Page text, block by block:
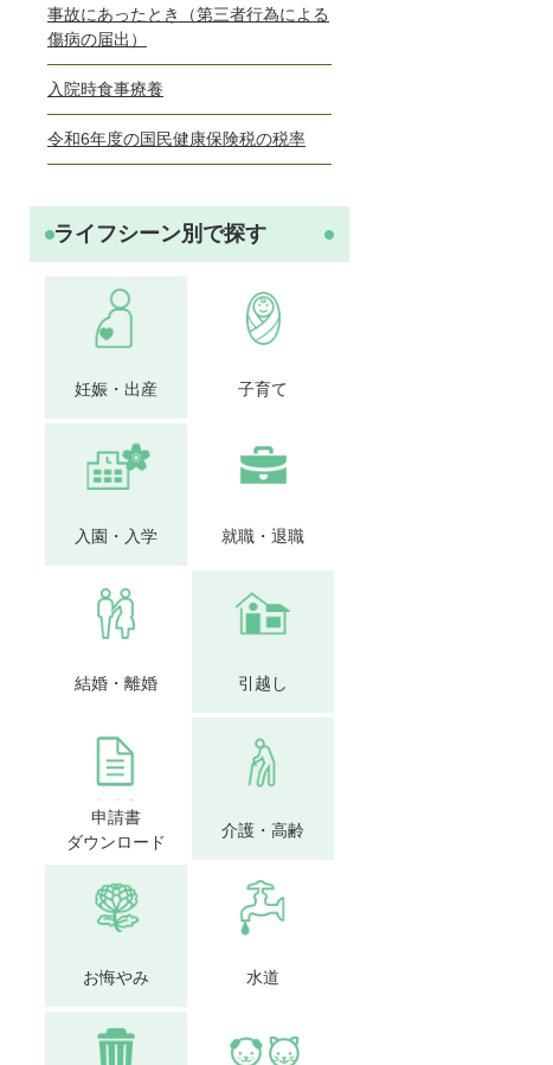
事故にあったとき（第三者行為による
傷病の届出）
入院時食事療養
令和6年度の国民健康保険税の税率
ライフシーン別で探す
妊娠・出産 子育て
入園・入学 就職・退職
結婚・離婚 引越し
申請書
ダウンロード
介護・高齢
お悔やみ 水道